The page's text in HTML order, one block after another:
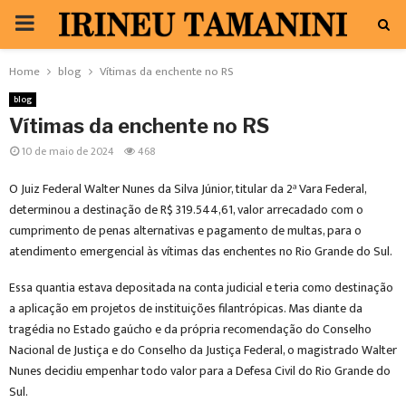
PRIMARY
MENU
Home blog Vítimas da enchente no RS
blog
Vítimas da enchente no RS
10 de maio de 2024 468
O Juiz Federal Walter Nunes da Silva Júnior, titular da 2ª Vara Federal,
determinou a destinação de R$ 319.544,61, valor arrecadado com o
cumprimento de penas alternativas e pagamento de multas, para o
atendimento emergencial às vítimas das enchentes no Rio Grande do Sul.
Essa quantia estava depositada na conta judicial e teria como destinação
a aplicação em projetos de instituições filantrópicas. Mas diante da
tragédia no Estado gaúcho e da própria recomendação do Conselho
Nacional de Justiça e do Conselho da Justiça Federal, o magistrado Walter
Nunes decidiu empenhar todo valor para a Defesa Civil do Rio Grande do
Sul.